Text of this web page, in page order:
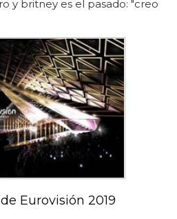
y britney es el pasado: "creo
Eurovisión 2019